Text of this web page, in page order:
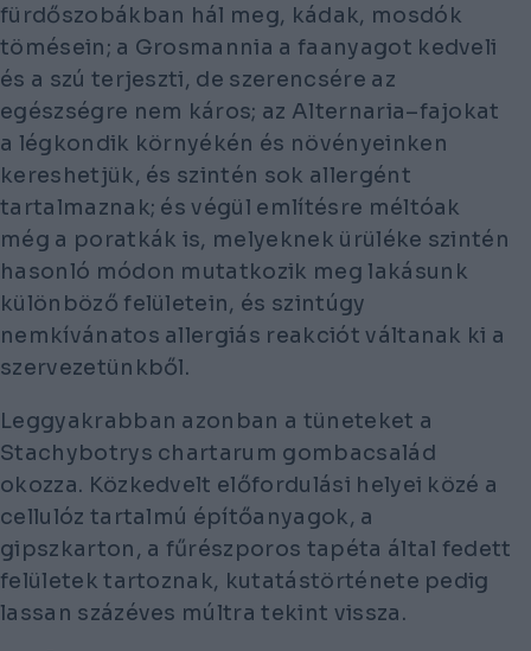
fürdőszobákban hál meg, kádak, mosdók
tömésein; a Grosmannia a faanyagot kedveli
és a szú terjeszti, de szerencsére az
egészségre nem káros; az Alternaria–fajokat
a légkondik környékén és növényeinken
kereshetjük, és szintén sok allergént
tartalmaznak; és végül említésre méltóak
még a poratkák is, melyeknek ürüléke szintén
hasonló módon mutatkozik meg lakásunk
különböző felületein, és szintúgy
nemkívánatos allergiás reakciót váltanak ki a
szervezetünkből.
Leggyakrabban azonban a tüneteket a
Stachybotrys chartarum gombacsalád
okozza. Közkedvelt előfordulási helyei közé a
cellulóz tartalmú építőanyagok, a
gipszkarton, a fűrészporos tapéta által fedett
felületek tartoznak, kutatástörténete pedig
lassan százéves múltra tekint vissza.